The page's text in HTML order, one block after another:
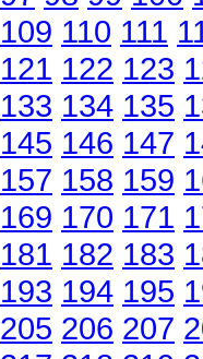
109 110 111
121 122 123
133 134 135
145 146 147
157 158 159
169 170 171
181 182 183
193 194 195
205 206 207